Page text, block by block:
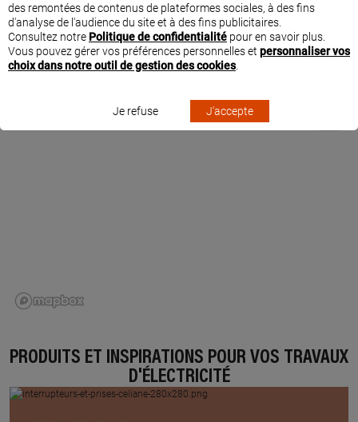
SITUER MEDJROUBI À BARJOLS
PRODUITS ET INSPIRATIONS POUR VOS TRAVAUX
D'ÉLECTRICITÉ
des remontées de contenus de plateformes sociales, à des fins
d'analyse de l'audience du site et à des fins publicitaires.
Consultez notre Politique de confidentialité pour en savoir plus.
Vous pouvez gérer vos préférences personnelles et personnaliser vos
choix dans notre outil de gestion des cookies.
Je refuse J'accepte